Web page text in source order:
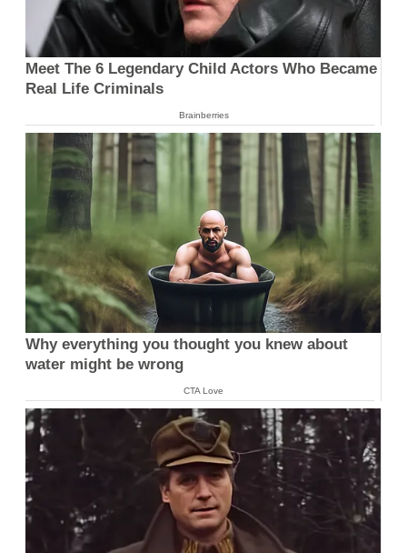
Meet The 6 Legendary Child Actors Who Became
Real Life Criminals
Brainberries
Why everything you thought you knew about
water might be wrong
CTA Love